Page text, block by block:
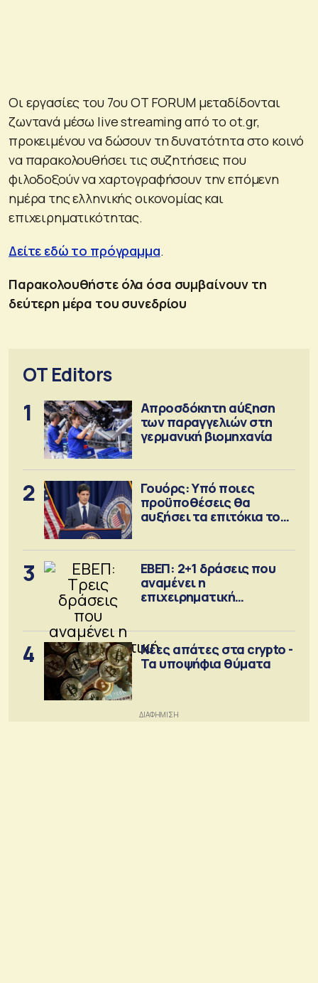
Οι εργασίες του 7ου OT FORUM μεταδίδονται
ζωντανά μέσω live streaming από το ot.gr,
προκειμένου να δώσουν τη δυνατότητα στο κοινό
να παρακολουθήσει τις συζητήσεις που
φιλοδοξούν να χαρτογραφήσουν την επόμενη
ημέρα της ελληνικής οικονομίας και
επιχειρηματικότητας.
Δείτε εδώ το πρόγραμμα.
Παρακολουθήστε όλα όσα συμβαίνουν τη
δεύτερη μέρα του συνεδρίου
OT Editors
1
Απροσδόκητη αύξηση
των παραγγελιών στη
γερμανική βιομηχανία
2
Γουόρς: Υπό ποιες
προϋποθέσεις θα
αυξήσει τα επιτόκια τον
3
ΕΒΕΠ: 2+1 δράσεις που
αναμένει η
επιχειρηματική
4
Νέες απάτες στα crypto -
Τα υποψήφια θύματα